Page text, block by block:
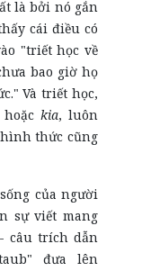
là bởi nó gắn
cái điều có
"triết học về
bao giờ họ
Và triết học,
kia, luôn
thức cũng
của người
sự viết mang
câu trích dẫn
đưa lên